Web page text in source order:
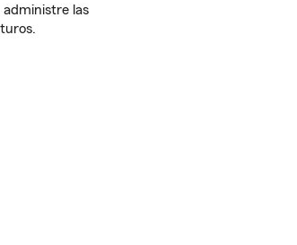
administre las